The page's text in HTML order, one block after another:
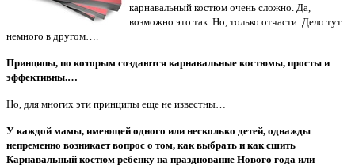
карнавальный костюм очень сложно. Да,
возможно это так. Но, только отчасти. Дело тут
немного в другом….
Принципы, по которым создаются карнавальные костюмы, просты и
эффективны.…
Но, для многих эти принципы еще не известны…
У каждой мамы, имеющей одного или несколько детей, однажды
непременно возникает вопрос о том, как выбрать и как сшить
Карнавальный костюм ребенку на празднование Нового года или